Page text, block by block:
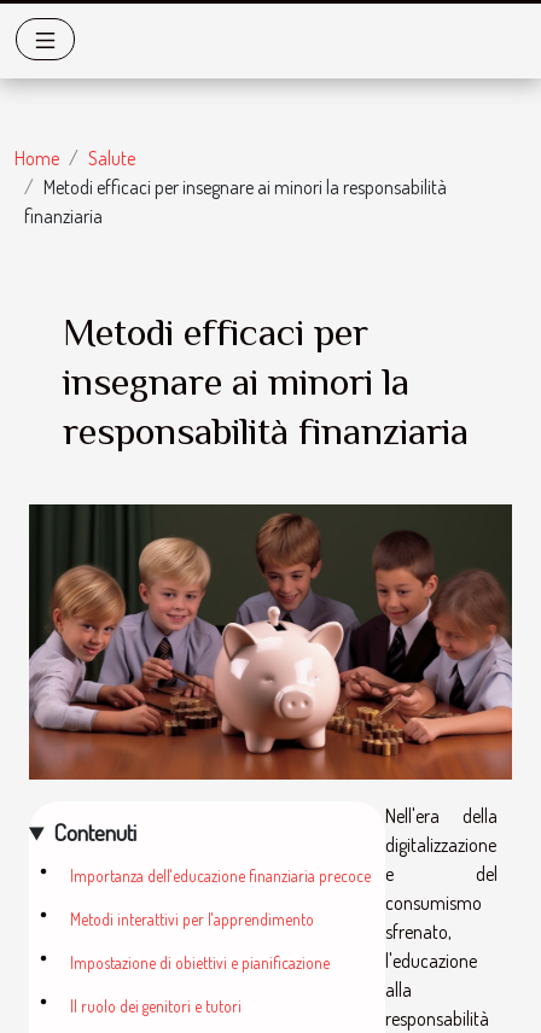
Home
Salute
Metodi efficaci per insegnare ai minori la responsabilità
finanziaria
Metodi efficaci per
insegnare ai minori la
responsabilità finanziaria
Contenuti
Importanza dell'educazione finanziaria precoce
Metodi interattivi per l'apprendimento
Impostazione di obiettivi e pianificazione
Il ruolo dei genitori e tutori
Nell'era della
digitalizzazione
e del
consumismo
sfrenato,
l'educazione
alla
responsabilità